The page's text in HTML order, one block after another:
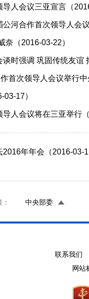
人会议三亚宣言（
河合作首次领导人会
奈（2016-03-22）
时强调 巩固传统友谊
首次领导人会议举行中
03-17）
人会议将在三亚举行（
年年会（2016-03-
中央部委
联系我们
网站